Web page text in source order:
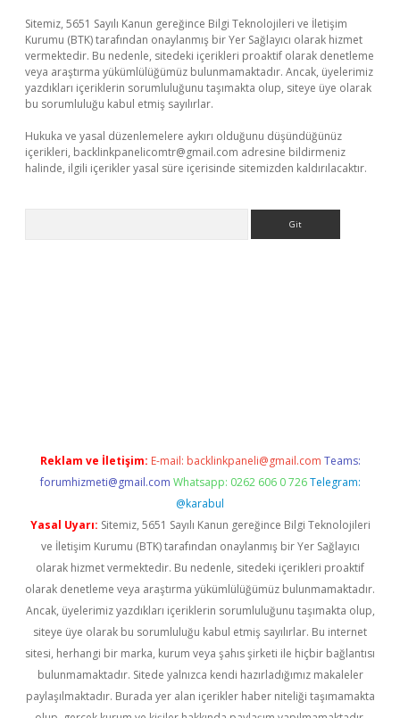
Sitemiz, 5651 Sayılı Kanun gereğince Bilgi Teknolojileri ve İletişim
Kurumu (BTK) tarafından onaylanmış bir Yer Sağlayıcı olarak hizmet
vermektedir. Bu nedenle, sitedeki içerikleri proaktif olarak denetleme
veya araştırma yükümlülüğümüz bulunmamaktadır. Ancak, üyelerimiz
yazdıkları içeriklerin sorumluluğunu taşımakta olup, siteye üye olarak
bu sorumluluğu kabul etmiş sayılırlar.
Hukuka ve yasal düzenlemelere aykırı olduğunu düşündüğünüz
içerikleri, backlinkpanelicomtr@gmail.com adresine bildirmeniz
halinde, ilgili içerikler yasal süre içerisinde sitemizden kaldırılacaktır.
Reklam ve İletişim: E-mail: backlinkpaneli@gmail.com Teams:
forumhizmeti@gmail.com Whatsapp: 0262 606 0 726 Telegram:
@karabul
Yasal Uyarı: Sitemiz, 5651 Sayılı Kanun gereğince Bilgi Teknolojileri
ve İletişim Kurumu (BTK) tarafından onaylanmış bir Yer Sağlayıcı
olarak hizmet vermektedir. Bu nedenle, sitedeki içerikleri proaktif
olarak denetleme veya araştırma yükümlülüğümüz bulunmamaktadır.
Ancak, üyelerimiz yazdıkları içeriklerin sorumluluğunu taşımakta olup,
siteye üye olarak bu sorumluluğu kabul etmiş sayılırlar. Bu internet
sitesi, herhangi bir marka, kurum veya şahıs şirketi ile hiçbir bağlantısı
bulunmamaktadır. Sitede yalnızca kendi hazırladığımız makaleler
paylaşılmaktadır. Burada yer alan içerikler haber niteliği taşımamakta